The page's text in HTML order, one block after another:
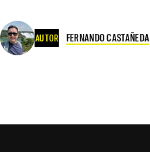
AUTOR FERNANDO CASTAÑEDA